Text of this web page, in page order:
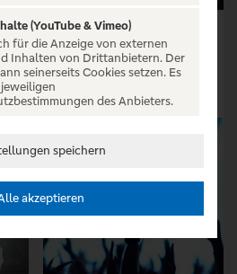
Tickets ab € 33,70
Tickets
(YouTube & Vimeo)
für die Anzeige von externen
Inhalten von Drittanbietern. Der
seinerseits Cookies setzen. Es
des Anbieters.
speichern
akzeptieren